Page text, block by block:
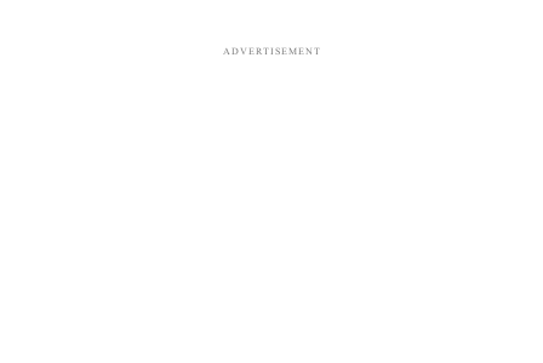
ADVERTISEMENT